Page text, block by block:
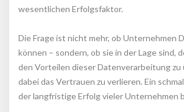
wesentlichen Erfolgsfaktor.
Die Frage ist nicht mehr, ob Unternehmen
können – sondern, ob sie in der Lage sind,
den Vorteilen dieser Datenverarbeitung zu
dabei das Vertrauen zu verlieren. Ein
der langfristige Erfolg vieler Unternehmen